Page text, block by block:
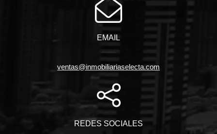
EMAIL
ventas@inmobiliariaselecta.com
REDES SOCIALES